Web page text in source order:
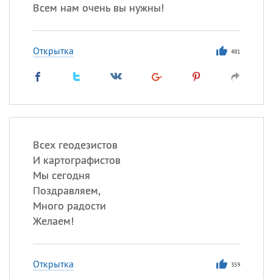
Всем нам очень вы нужны!
Открытка 481
Всех геодезистов
И картографистов
Мы сегодня
Поздравляем,
Много радости
Желаем!
Открытка 359